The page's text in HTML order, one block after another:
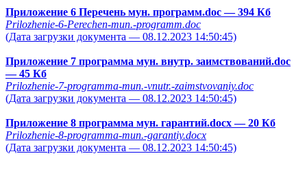
Приложение 6 Перечень мун. программ.doc— 394 Кб
Prilozhenie-6-Perechen-mun.-programm.doc
(Дата загрузки документа — 08.12.2023 14:50:45)
Приложение 7 программа мун. внутр. заимствований.doc
— 45 Кб
Prilozhenie-7-programma-mun.-vnutr.-zaimstvovaniy.doc
(Дата загрузки документа — 08.12.2023 14:50:45)
Приложение 8 программа мун. гарантий.docx— 20 Кб
Prilozhenie-8-programma-mun.-garantiy.docx
(Дата загрузки документа — 08.12.2023 14:50:45)